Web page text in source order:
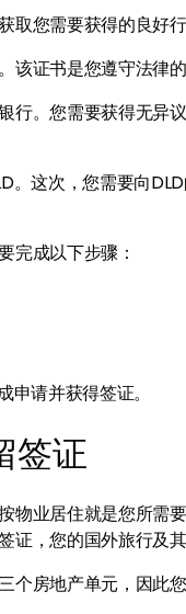
您需要获得的良好行
该证书是您遵守法律
行。您需要获得无异
。这次，您需要向
完成以下步骤：
请并获得签证。
签证
物业居住就是您所需
，您的国外旅行及其
个房地产单元，因此